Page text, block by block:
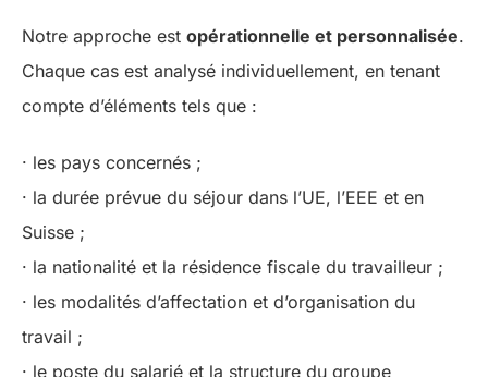
Notre approche est opérationnelle et personnalisée.
Chaque cas est analysé individuellement, en tenant
compte d’éléments tels que :
· les pays concernés ;
· la durée prévue du séjour dans l’UE, l’EEE et en
Suisse ;
· la nationalité et la résidence fiscale du travailleur ;
· les modalités d’affectation et d’organisation du
travail ;
· le poste du salarié et la structure du groupe